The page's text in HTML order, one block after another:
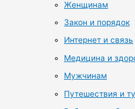
Женщинам
Закон и порядок
Интернет и связь
Медицина и
Мужчинам
Путешествия и